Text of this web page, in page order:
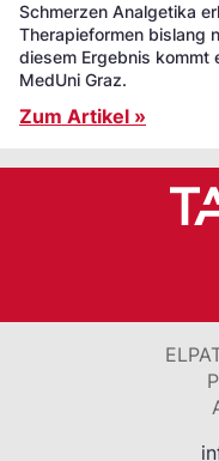
Schmerzen Analgetika
Therapieformen bislang
diesem Ergebnis kommt
MedUni Graz.
Zum Artikel »